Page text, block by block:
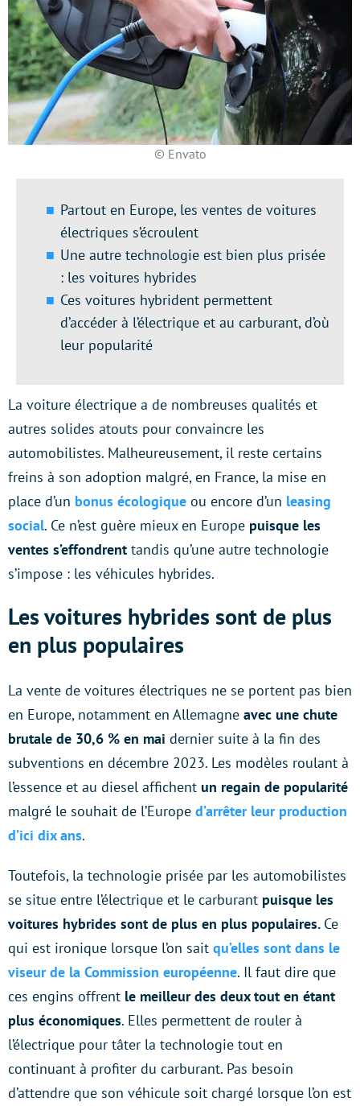
© Envato
Partout en Europe, les ventes de voitures
électriques s’écroulent
Une autre technologie est bien plus prisée
: les voitures hybrides
Ces voitures hybrident permettent
d’accéder à l’électrique et au carburant, d’où
leur popularité
La voiture électrique a de nombreuses qualités et
autres solides atouts pour convaincre les
automobilistes. Malheureusement, il reste certains
freins à son adoption malgré, en France, la mise en
place d’un bonus écologique ou encore d’un leasing
social. Ce n’est guère mieux en Europe puisque les
ventes s’effondrent tandis qu’une autre technologie
s’impose : les véhicules hybrides.
Les voitures hybrides sont de plus
en plus populaires
La vente de voitures électriques ne se portent pas bien
en Europe, notamment en Allemagne avec une chute
brutale de 30,6 % en mai dernier suite à la fin des
subventions en décembre 2023. Les modèles roulant à
l’essence et au diesel affichent un regain de popularité
malgré le souhait de l’Europe d’arrêter leur production
d’ici dix ans.
Toutefois, la technologie prisée par les automobilistes
se situe entre l’électrique et le carburant puisque les
voitures hybrides sont de plus en plus populaires. Ce
qui est ironique lorsque l’on sait qu’elles sont dans le
viseur de la Commission européenne. Il faut dire que
ces engins offrent le meilleur des deux tout en étant
plus économiques. Elles permettent de rouler à
l’électrique pour tâter la technologie tout en
continuant à profiter du carburant. Pas besoin
d’attendre que son véhicule soit chargé lorsque l’on est